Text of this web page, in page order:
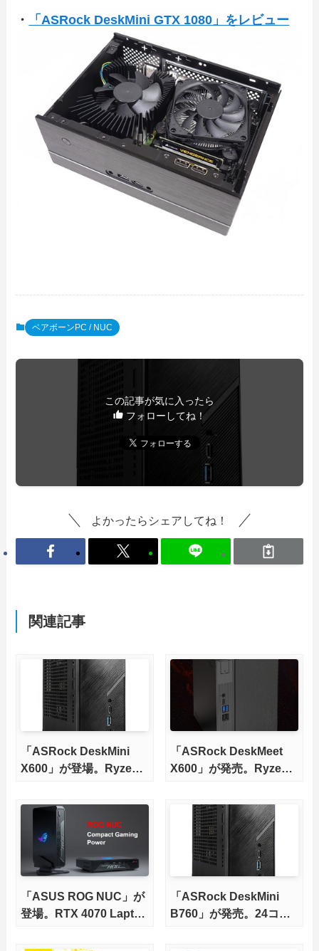
・ 「ASRock DeskMini GTX 1080」をレビュー
ベアボーンPC / NUC
この記事が気に入ったら
フォローしてね！
よかったらシェアしてね！
関連記事
「ASRock DeskMini
X600」が登場。Ryzen
対応
「ASRock DeskMeet
X600」が発売。Ryzen
対応
「ASUS ROG NUC」が
登場。RTX 4070 Laptop
PC
「ASRock DeskMini
B760」が発売。24コア